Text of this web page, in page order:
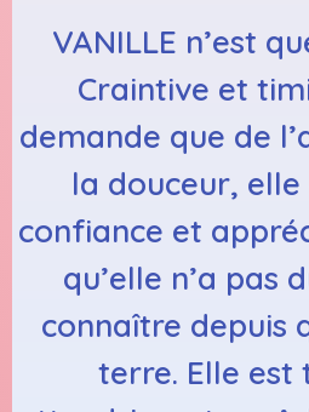
VANILLE n’est
Craintive et
demande que de
la douceur,
confiance et
qu’elle n’a pas
connaître depuis
terre. Elle est